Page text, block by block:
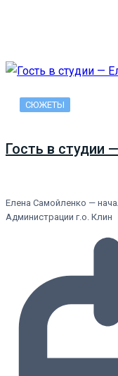
СЮЖЕТЫ
Гость в студии
Елена Самойленко —
Администрации г.о. Клин